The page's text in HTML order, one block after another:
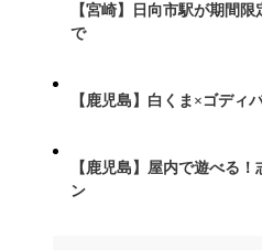
【宮崎】日向市駅が期間
で
【鹿児島】白くま×ゴディ
【鹿児島】屋内で遊べる
ン